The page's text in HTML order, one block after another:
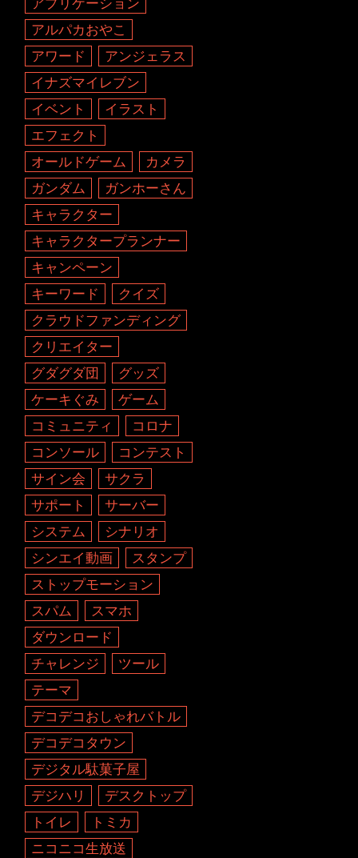
アルパカおやこ
アワード
アンジェラス
イナズマイレブン
イベント
イラスト
エフェクト
オールドゲーム
カメラ
ガンダム
ガンホーさん
キャラクター
キャラクタープランナー
キャンペーン
キーワード
クイズ
クラウドファンディング
クリエイター
グダグダ団
グッズ
ケーキぐみ
ゲーム
コミュニティ
コロナ
コンソール
コンテスト
サイン会
サクラ
サポート
サーバー
システム
シナリオ
シンエイ動画
スタンプ
ストップモーション
スパム
スマホ
ダウンロード
チャレンジ
ツール
テーマ
デコデコおしゃれバトル
デコデコタウン
デジタル駄菓子屋
デジハリ
デスクトップ
トイレ
トミカ
ニコニコ生放送